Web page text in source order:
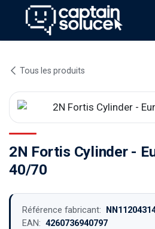
Se rendre au contenu
Tous les produits
2N Fortis Cylinder -
40/70
Référence fabricant:
EAN: 4260736940797